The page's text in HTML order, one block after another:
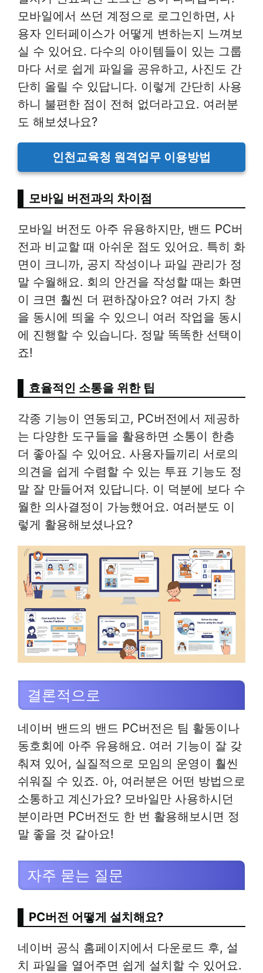
모바일에서 쓰던 계정으로 로그인하면, 사
용자 인터페이스가 어떻게 변하는지 느껴보
실 수 있어요. 다수의 아이템들이 있는 그룹
마다 서로 쉽게 파일을 공유하고, 사진도 간
단히 올릴 수 있답니다. 이렇게 간단히 사용
하니 불편한 점이 전혀 없더라고요. 여러분
도 해보셨나요?
인천교육청 원격업무 이용방법
모바일 버전과의 차이점
모바일 버전도 아주 유용하지만, 밴드 PC버
전과 비교할 때 아쉬운 점도 있어요. 특히 화
면이 크니까, 공지 작성이나 파일 관리가 정
말 수월해요. 회의 안건을 작성할 때는 화면
이 크면 훨씬 더 편하잖아요? 여러 가지 창
을 동시에 띄울 수 있으니 여러 작업을 동시
에 진행할 수 있습니다. 정말 똑똑한 선택이
죠!
효율적인 소통을 위한 팁
각종 기능이 연동되고, PC버전에서 제공하
는 다양한 도구들을 활용하면 소통이 한층
더 좋아질 수 있어요. 사용자들끼리 서로의
의견을 쉽게 수렴할 수 있는 투표 기능도 정
말 잘 만들어져 있답니다. 이 덕분에 보다 수
월한 의사결정이 가능했어요. 여러분도 이
렇게 활용해보셨나요?
결론적으로
네이버 밴드의 밴드 PC버전은 팀 활동이나
동호회에 아주 유용해요. 여러 기능이 잘 갖
춰져 있어, 실질적으로 모임의 운영이 훨씬
쉬워질 수 있죠. 아, 여러분은 어떤 방법으로
소통하고 계신가요? 모바일만 사용하시던
분이라면 PC버전도 한 번 활용해보시면 정
말 좋을 것 같아요!
자주 묻는 질문
PC버전 어떻게 설치해요?
네이버 공식 홈페이지에서 다운로드 후, 설
치 파일을 열어주면 쉽게 설치할 수 있어요.